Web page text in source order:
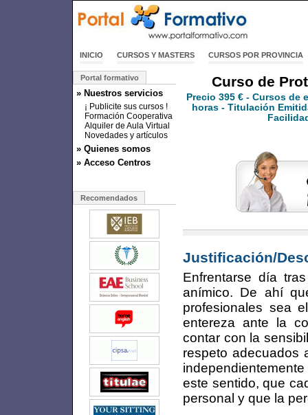
INICIO CURSOS Y MASTERS CURSOS POR PROVINCIA
Portal formativo
» Nuestros servicios
¡ Publicite sus cursos !
Formación Cooperativa
Alquiler de Aula Virtual
Novedades y artículos
» Quienes somos
» Acceso Centros
Recomendados
Curso de
Precio 395 € - Cursos de
horas - Titulación
Justificación/
Enfrentarse día
anímico. De ahí
profesionales sea
entereza ante la
contar con la
respeto adecuados
este sentido, que
personal y que la